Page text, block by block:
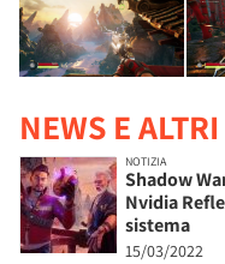
NEWS E
NOTIZIA
Shadow
Nvidia
sistema
15/03/2022